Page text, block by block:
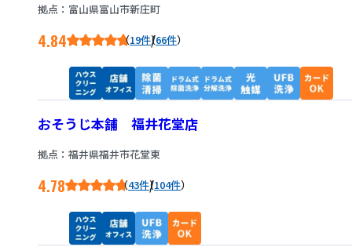
拠点：富山県富山市新庄町
4.84 19件/66件
おそうじ本舗 福井花堂店
拠点：福井県福井市花堂東
4.78 43件/104件